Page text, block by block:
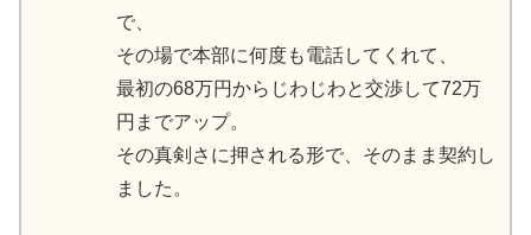
で、
その場で本部に何度も電話してくれて、
最初の68万円からじわじわと交渉して72万
円までアップ。
その真剣さに押される形で、そのまま契約し
ました。